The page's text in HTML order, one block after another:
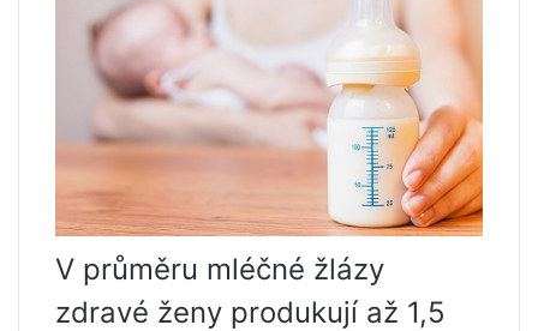
V průměru mléčné žlázy
zdravé ženy produkují až 1,5